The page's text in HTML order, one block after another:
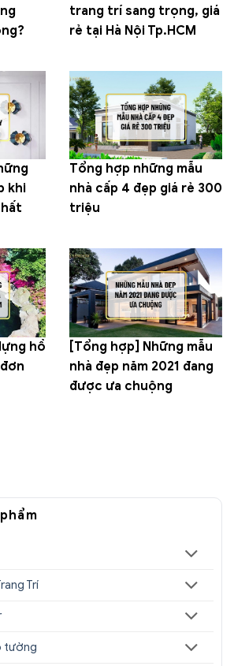
trang trí sang trọng, giá
rẻ tại Hà Nội Tp.HCM
khi
Tổng hợp những mẫu
nhà cấp 4 đẹp giá rẻ 300
triệu
hồ
[Tổng hợp] Những mẫu
nhà đẹp năm 2021 đang
được ưa chuộng
Trí
tường